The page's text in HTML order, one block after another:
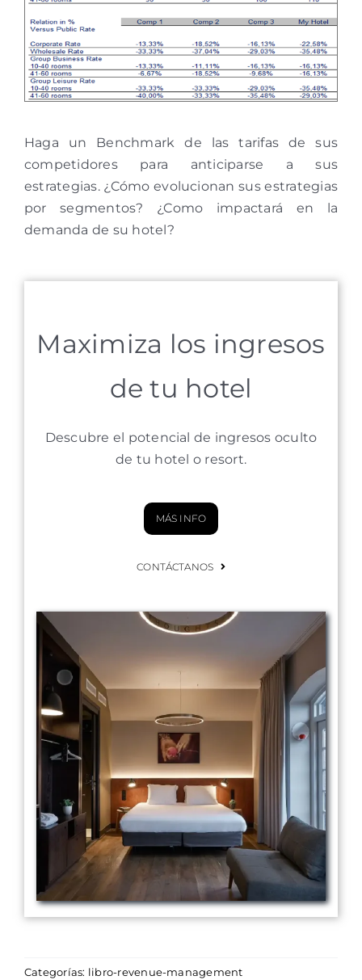
Haga un Benchmark de las tarifas de sus
competidores para anticiparse a sus
estrategias. ¿Cómo evolucionan sus estrategias
por segmentos? ¿Como impactará en la
demanda de su hotel?
Maximiza los ingresos
de tu hotel
Descubre el potencial de ingresos oculto
de tu hotel o resort.
MÁS INFO
CONTÁCTANOS
Categorías: libro-revenue-management